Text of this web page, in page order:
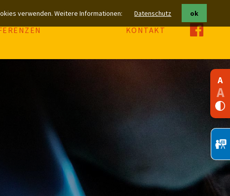
A
A
verwenden. Weitere Informationen: Datenschutz ok
KONTAKT